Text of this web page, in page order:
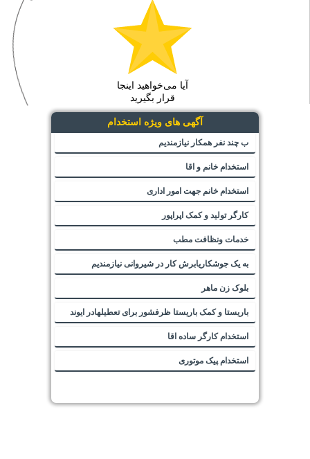
آیا می‌خواهید اینجا
قرار بگیرید
آگهی های ویژه استخدام
ب چند نفر همکار نیازمندیم
استخدام خانم و اقا
استخدام خانم جهت امور اداری
کارگر تولید و کمک اپراپور
خدمات ونظافت مطب
به یک جوشکاریابرش کار در شیروانی نیازمندیم
بلوک زن ماهر
باریستا و کمک باریستا ظرفشور برای تعطیلهادر ایوند
استخدام کارگر ساده اقا
استخدام پیک موتوری